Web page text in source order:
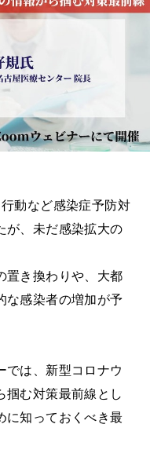
動など感染症予防対
が、未だ感染拡大の
置き換わりや、大都
な感染者の増加が予
では、新型コロナウ
掴む対策最前線とし
に知っておくべき最